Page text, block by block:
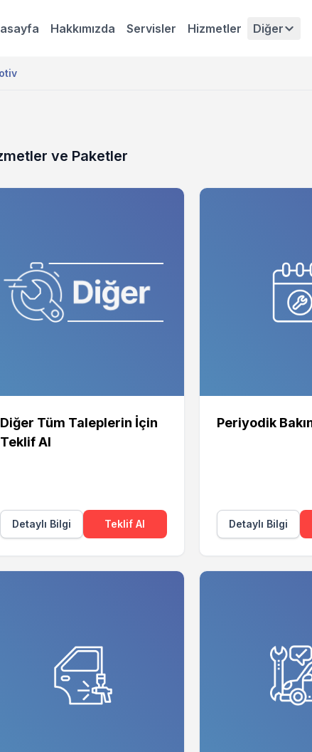
Hakkımızda Servisler Hizmetler Diğer
ve Paketler
Diğer Tüm Taleplerin İçin
Teklif Al
Detaylı Bilgi Teklif Al
Periyodik
Detaylı Bilgi